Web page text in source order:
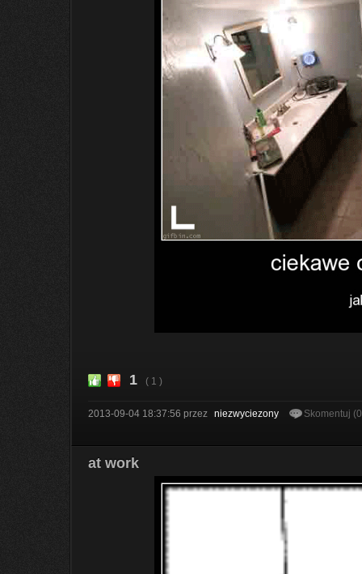
1 ( 1 )
2013-09-04 18:37:56 przez niezwyciezony Skomentuj
at work